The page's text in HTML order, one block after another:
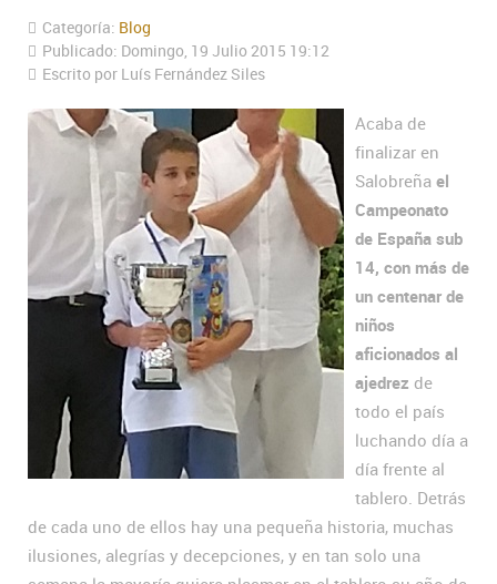
Categoría: Blog
Publicado: Domingo, 19 Julio 2015 19:12
Escrito por Luís Fernández Siles
Acaba de
finalizar en
Salobreña el
Campeonato
de España sub
14, con más de
un centenar de
niños
aficionados al
ajedrez de
todo el país
luchando día a
día frente al
tablero. Detrás
de cada uno de ellos hay una pequeña historia, muchas
ilusiones, alegrías y decepciones, y en tan solo una